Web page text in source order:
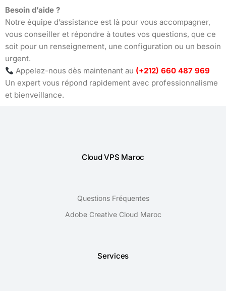
Besoin d’aide ?
Notre équipe d’assistance est là pour vous accompagner,
vous conseiller et répondre à toutes vos questions, que ce
soit pour un renseignement, une configuration ou un besoin
urgent.
Appelez-nous dès maintenant au (+212) 660 487 969
Un expert vous répond rapidement avec professionnalisme
et bienveillance.
Cloud VPS Maroc
Questions Fréquentes
Adobe Creative Cloud Maroc
Services